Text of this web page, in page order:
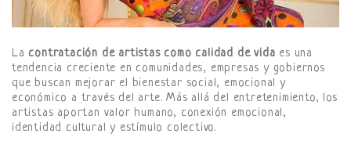
La contratación de artistas como calidad de vida es una
tendencia creciente en comunidades, empresas y gobiernos
que buscan mejorar el bienestar social, emocional y
económico a través del arte. Más allá del entretenimiento, los
artistas aportan valor humano, conexión emocional,
identidad cultural y estímulo colectivo.